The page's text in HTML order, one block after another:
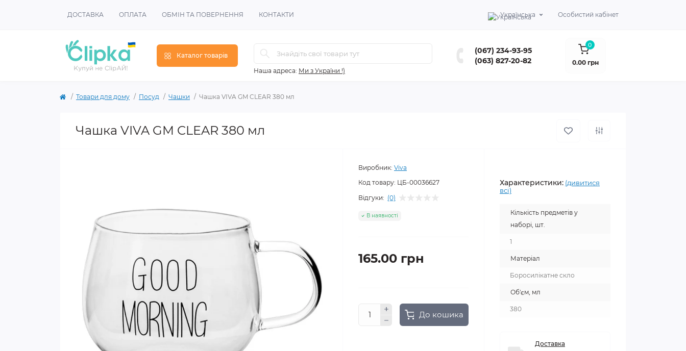
ДОСТАВКА ОПЛАТА ОБМІН ТА ПОВЕРНЕННЯ КОНТАКТИ Українська Особистий кабінет
Каталог товарів
Наша адреса: Ми з України !)
(067) 234-93-95
(063) 827-20-82
0
0.00 грн
Товари для дому Посуд Чашки Чашка VIVA GM CLEAR 380 мл
Чашка VIVA GM CLEAR 380 мл
Виробник: Viva
Код товару: ЦБ-00036627
Відгуки: (0)
В наявності
165.00 грн
До кошика
Характеристики: (дивитися
всі)
Кількість предметів у
наборі, шт.
1
Матеріал
Боросилікатне скло
Об'єм, мл
380
Доставка